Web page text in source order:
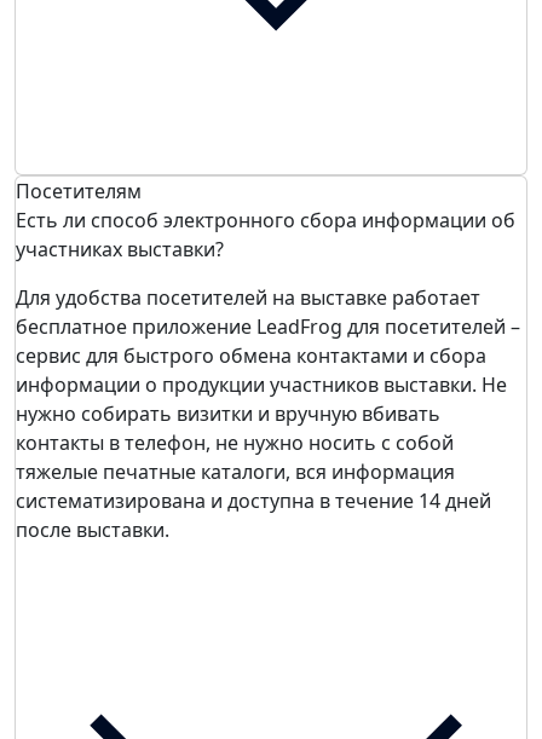
Посетителям
Есть ли способ электронного сбора информации об
участниках выставки?
Для удобства посетителей на выставке работает
бесплатное приложение LeadFrog для посетителей –
сервис для быстрого обмена контактами и сбора
информации о продукции участников выставки. Не
нужно собирать визитки и вручную вбивать
контакты в телефон, не нужно носить с собой
тяжелые печатные каталоги, вся информация
систематизирована и доступна в течение 14 дней
после выставки.